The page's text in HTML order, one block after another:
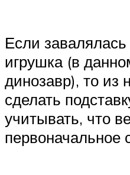
Если
игрушка (в
динозавр), то из
сделать
учитывать, что
первоначальное